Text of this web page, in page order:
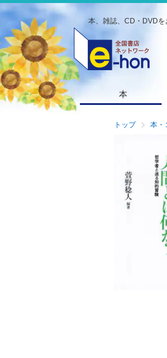
本、雑誌、CD・DVDを
本
トップ 本・